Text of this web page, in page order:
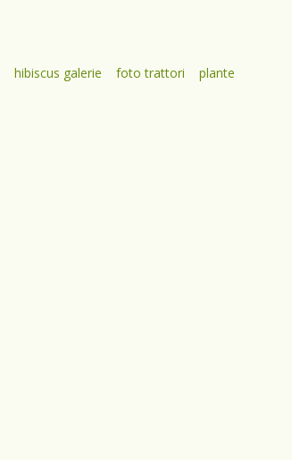
hibiscus galerie foto trattori
plante